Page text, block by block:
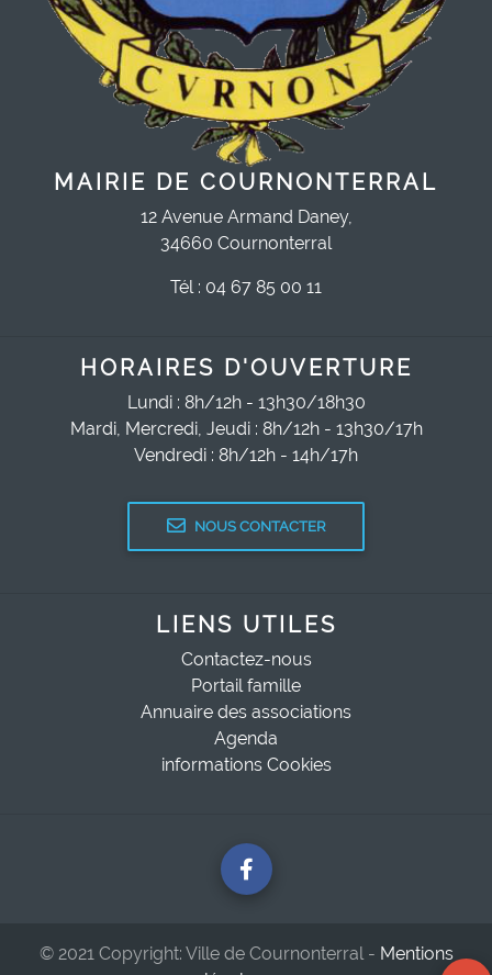
MAIRIE DE COURNONTERRAL
12 Avenue Armand Daney,
34660 Cournonterral
Tél : 04 67 85 00 11
HORAIRES D'OUVERTURE
Lundi : 8h/12h - 13h30/18h30
Mardi, Mercredi, Jeudi : 8h/12h - 13h30/17h
Vendredi : 8h/12h - 14h/17h
NOUS CONTACTER
LIENS UTILES
Contactez-nous
Portail famille
Annuaire des associations
Agenda
informations Cookies
© 2021 Copyright: Ville de Cournonterral - Mentions